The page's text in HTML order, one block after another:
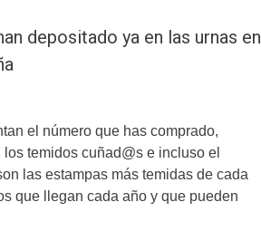
depositado ya en las urnas en
el número que has comprado,
temidos cuñad@s e incluso el
las estampas más temidas de cada
que llegan cada año y que pueden